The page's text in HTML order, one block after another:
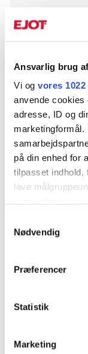
Ansvarlig brug
Vi og vores
anvende cookies
adresse, ID og
på din enhed for
tilpasset indhold,
lave
tilbage eller
Indsamle
Identificere
dens unikke
Nødvendig
Præferencer
Statistik
Marketing
Art. Nr.
Diameter, mm
8
Dimension
8x80
BorØ, mm
Maks montering,
10